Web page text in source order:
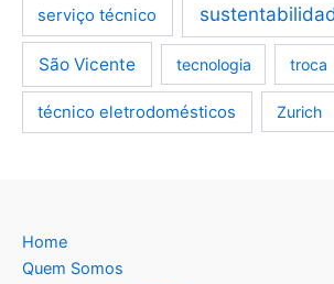
serviço técnico
São Vicente tecnologia troca
técnico eletrodomésticos Zurich
Home
Quem Somos